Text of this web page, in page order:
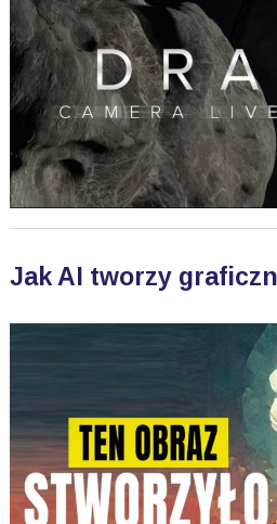
Jak AI tworzy